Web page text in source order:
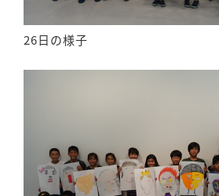
26日の様子